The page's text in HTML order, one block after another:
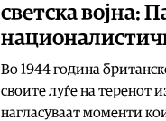
светска војна:
Во 1944 година
своите луѓе на теренот
нагласуваат моменти